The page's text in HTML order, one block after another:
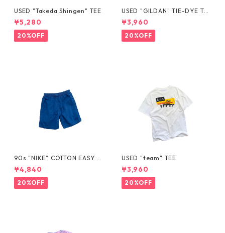
USED "Takeda Shingen" TEE
¥5,280
20%OFF
USED "GILDAN" TIE-DYE TE
E
¥3,960
20%OFF
90s "NIKE" COTTON EASY S
HORTS
¥4,840
20%OFF
USED "team" TEE
¥3,960
20%OFF